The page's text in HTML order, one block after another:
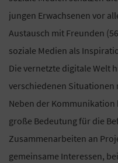
jungen Erwachsenen vor
Austausch mit Freunden
soziale Medien als
Die vernetzte digitale Welt
verschiedenen
Neben der Kommunikation
große Bedeutung für die
Zusammenarbeiten an
gemeinsame Interessen,